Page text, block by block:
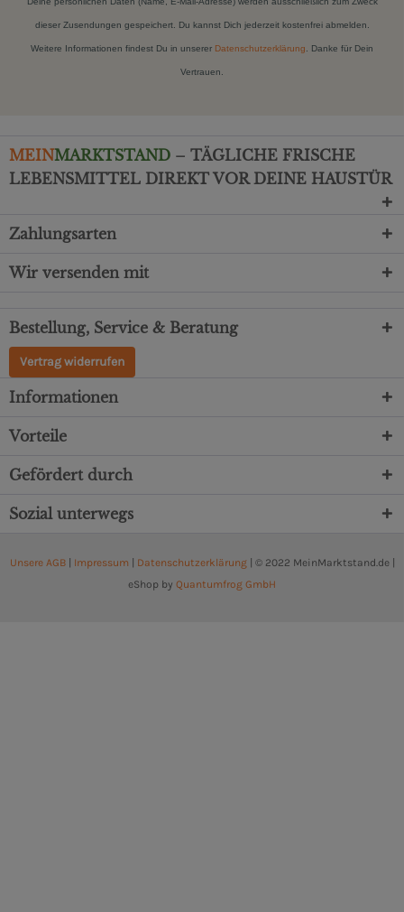
dieser Zusendungen gespeichert. Du kannst Dich jederzeit kostenfrei abmelden.
Weitere Informationen findest Du in unserer Datenschutzerklärung . Danke für Dein
Vertrauen.
MEINMARKTSTAND – TÄGLICHE FRISCHE
LEBENSMITTEL DIREKT VOR DEINE HAUSTÜR
Zahlungsarten
Wir versenden mit
Bestellung, Service & Beratung
Vertrag widerrufen
Informationen
Vorteile
Gefördert durch
Sozial unterwegs
Unsere AGB| Impressum Datenschutzerklärung| © 2022 MeinMarktstand.de |
eShop by Quantumfrog GmbH